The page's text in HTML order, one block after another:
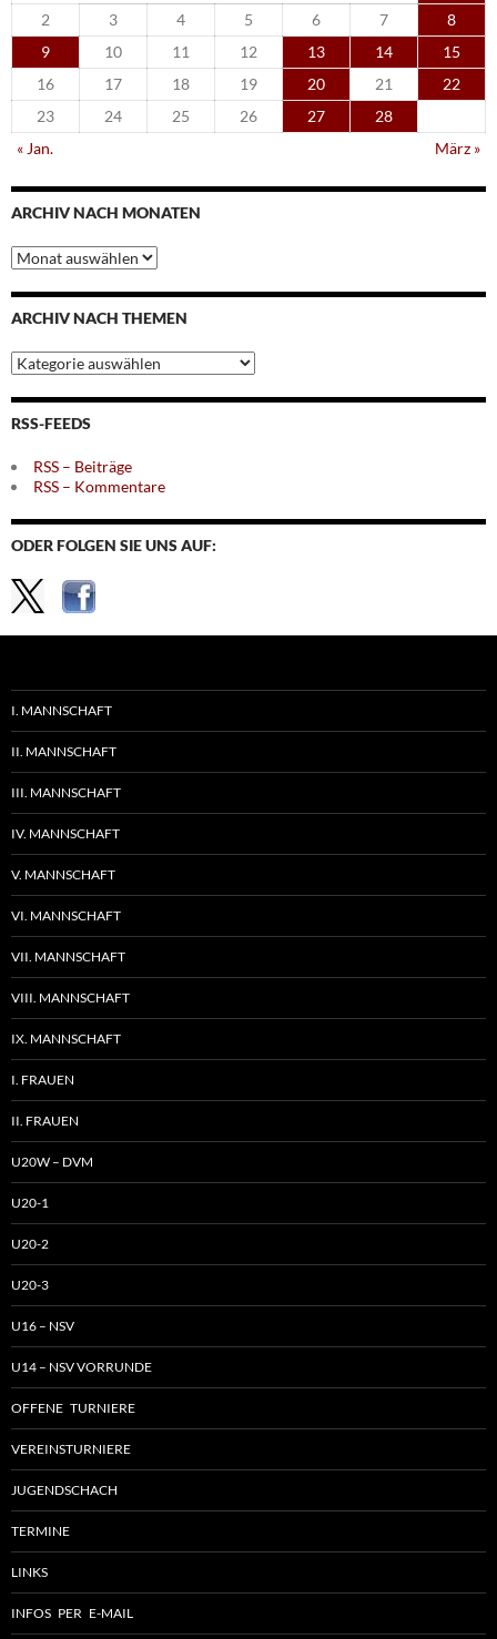
2
3 4 5 6 7
8
9
10 11 12 13 14
15
16
17 18 19 20 21
22
23
24 25 26 27
28
« Jan.
März »
ARCHIV NACH MONATEN
Archiv
nach
Monaten
ARCHIV NACH THEMEN
Archiv
nach
Themen
RSS-FEEDS
RSS – Beiträge
RSS – Kommentare
ODER FOLGEN SIE UNS AUF:
I. MANNSCHAFT
II. MANNSCHAFT
III. MANNSCHAFT
IV. MANNSCHAFT
V. MANNSCHAFT
VI. MANNSCHAFT
VII. MANNSCHAFT
VIII. MANNSCHAFT
IX. MANNSCHAFT
I. FRAUEN
II. FRAUEN
U20W – DVM
U20-1
U20-2
U20-3
U16 – NSV
U14 – NSV VORRUNDE
OFFENE TURNIERE
VEREINSTURNIERE
JUGENDSCHACH
TERMINE
LINKS
INFOS PER E-MAIL